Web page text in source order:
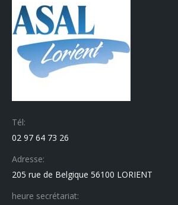
Tél:
02 97 64 73 26
Adresse:
205 rue de Belgique 56100 LORIENT
heure secrétariat: